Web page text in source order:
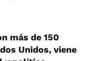
más de 150
Unidos, viene